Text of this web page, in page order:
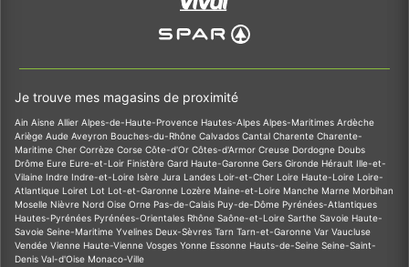
Je trouve mes magasins de proximité
Ain Aisne Allier Alpes-de-Haute-Provence Hautes-Alpes Alpes-Maritimes Ardèche
Ariège Aude Aveyron Bouches-du-Rhône Calvados Cantal Charente Charente-
Maritime Cher Corrèze Corse Côte-d'Or Côtes-d'Armor Creuse Dordogne Doubs
Drôme Eure Eure-et-Loir Finistère Gard Haute-Garonne Gers Gironde Hérault Ille-et-
Vilaine Indre Indre-et-Loire Isère Jura Landes Loir-et-Cher Loire Haute-Loire Loire-
Atlantique Loiret Lot Lot-et-Garonne Lozère Maine-et-Loire Manche Marne Morbihan
Moselle Nièvre Nord Oise Orne Pas-de-Calais Puy-de-Dôme Pyrénées-Atlantiques
Hautes-Pyrénées Pyrénées-Orientales Rhône Saône-et-Loire Sarthe Savoie Haute-
Savoie Seine-Maritime Yvelines Deux-Sèvres Tarn Tarn-et-Garonne Var Vaucluse
Vendée Vienne Haute-Vienne Vosges Yonne Essonne Hauts-de-Seine Seine-Saint-
Denis Val-d'Oise Monaco-Ville